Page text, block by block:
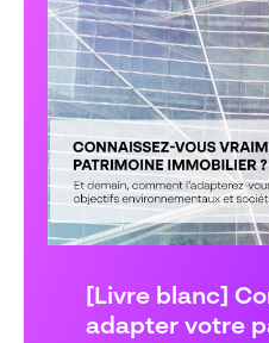
[Livre blanc]
adapter votre